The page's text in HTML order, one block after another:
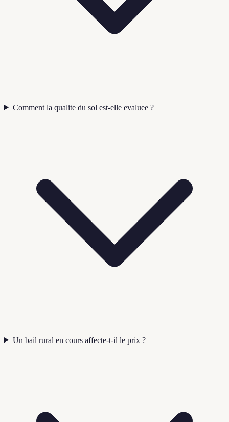
Comment la qualite du sol est-elle evaluee ?
Un bail rural en cours affecte-t-il le prix ?